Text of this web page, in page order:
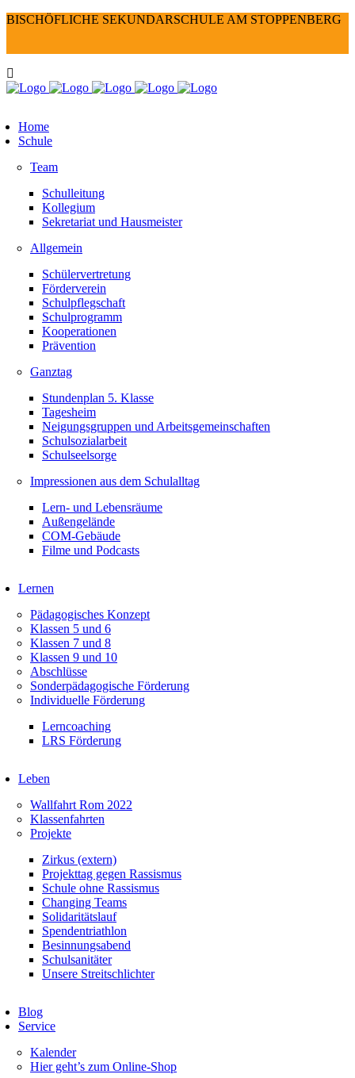
BISCHÖFLICHE SEKUNDARSCHULE AM STOPPENBERG
Home
Schule
Team
Schulleitung
Kollegium
Sekretariat und Hausmeister
Allgemein
Schülervertretung
Förderverein
Schulpflegschaft
Schulprogramm
Kooperationen
Prävention
Ganztag
Stundenplan 5. Klasse
Tagesheim
Neigungsgruppen und Arbeitsgemeinschaften
Schulsozialarbeit
Schulseelsorge
Impressionen aus dem Schulalltag
Lern- und Lebensräume
Außengelände
COM-Gebäude
Filme und Podcasts
Lernen
Pädagogisches Konzept
Klassen 5 und 6
Klassen 7 und 8
Klassen 9 und 10
Abschlüsse
Sonderpädagogische Förderung
Individuelle Förderung
Lerncoaching
LRS Förderung
Leben
Wallfahrt Rom 2022
Klassenfahrten
Projekte
Zirkus (extern)
Projekttag gegen Rassismus
Schule ohne Rassismus
Changing Teams
Solidaritätslauf
Spendentriathlon
Besinnungsabend
Schulsanitäter
Unsere Streitschlichter
Blog
Service
Kalender
Hier geht’s zum Online-Shop